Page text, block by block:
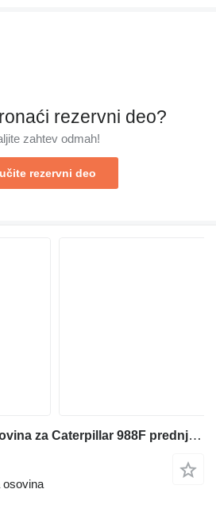
rezervni dеo?
zahtev odmah!
rezervni dеo
1W-5060 bregasta osovina za Caterpillar 988F prednjeg utovarivača
osovina